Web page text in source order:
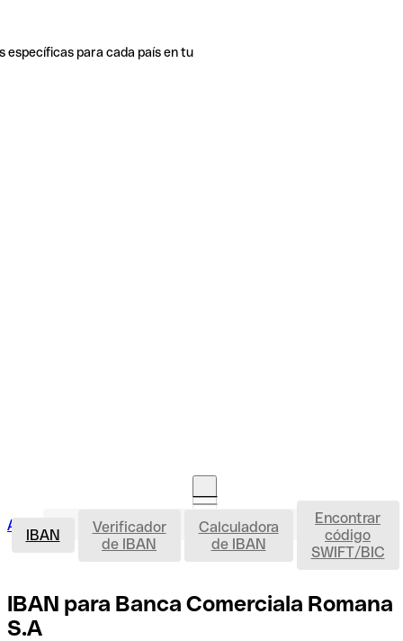
específicas para cada país en tu
Acceso clientesAbrir cuenta IBAN
IBAN
Verificador
de IBAN
Calculadora
de IBAN
Encontrar
código
SWIFT/BIC
IBAN para Banca Comerciala Romana
S.A